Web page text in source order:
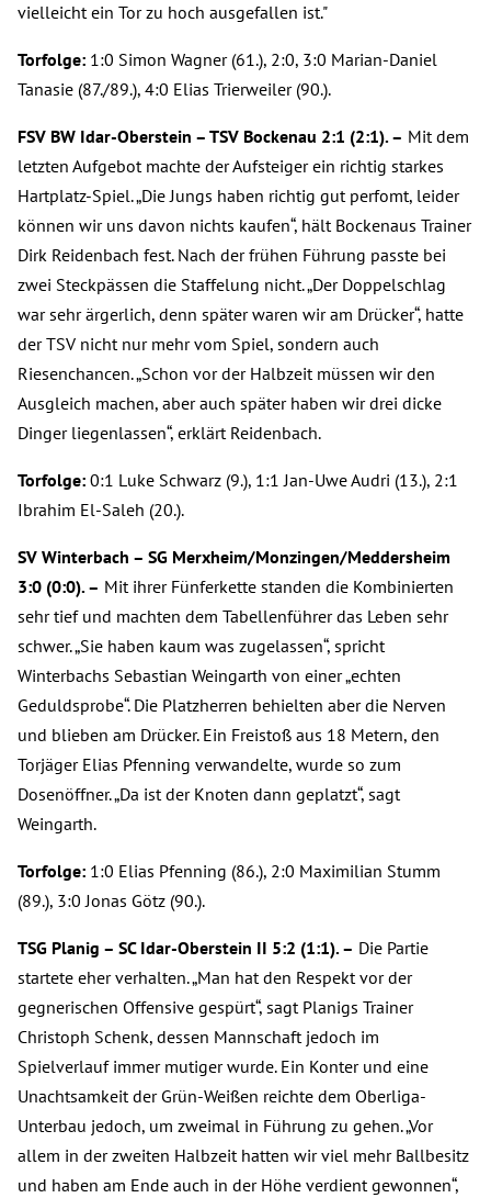
vielleicht ein Tor zu hoch ausgefallen ist."
Torfolge: 1:0 Simon Wagner (61.), 2:0, 3:0 Marian-Daniel
Tanasie (87./89.), 4:0 Elias Trierweiler (90.).
FSV BW Idar-Oberstein – TSV Bockenau 2:1 (2:1). – Mit dem
letzten Aufgebot machte der Aufsteiger ein richtig starkes
Hartplatz-Spiel. „Die Jungs haben richtig gut perfomt, leider
können wir uns davon nichts kaufen“, hält Bockenaus Trainer
Dirk Reidenbach fest. Nach der frühen Führung passte bei
zwei Steckpässen die Staffelung nicht. „Der Doppelschlag
war sehr ärgerlich, denn später waren wir am Drücker“, hatte
der TSV nicht nur mehr vom Spiel, sondern auch
Riesenchancen. „Schon vor der Halbzeit müssen wir den
Ausgleich machen, aber auch später haben wir drei dicke
Dinger liegenlassen“, erklärt Reidenbach.
Torfolge: 0:1 Luke Schwarz (9.), 1:1 Jan-Uwe Audri (13.), 2:1
Ibrahim El-Saleh (20.).
SV Winterbach – SG Merxheim/Monzingen/Meddersheim
3:0 (0:0). – Mit ihrer Fünferkette standen die Kombinierten
sehr tief und machten dem Tabellenführer das Leben sehr
schwer. „Sie haben kaum was zugelassen“, spricht
Winterbachs Sebastian Weingarth von einer „echten
Geduldsprobe“. Die Platzherren behielten aber die Nerven
und blieben am Drücker. Ein Freistoß aus 18 Metern, den
Torjäger Elias Pfenning verwandelte, wurde so zum
Dosenöffner. „Da ist der Knoten dann geplatzt“, sagt
Weingarth.
Torfolge: 1:0 Elias Pfenning (86.), 2:0 Maximilian Stumm
(89.), 3:0 Jonas Götz (90.).
TSG Planig – SC Idar-Oberstein II 5:2 (1:1). – Die Partie
startete eher verhalten. „Man hat den Respekt vor der
gegnerischen Offensive gespürt“, sagt Planigs Trainer
Christoph Schenk, dessen Mannschaft jedoch im
Spielverlauf immer mutiger wurde. Ein Konter und eine
Unachtsamkeit der Grün-Weißen reichte dem Oberliga-
Unterbau jedoch, um zweimal in Führung zu gehen. „Vor
allem in der zweiten Halbzeit hatten wir viel mehr Ballbesitz
und haben am Ende auch in der Höhe verdient gewonnen“,